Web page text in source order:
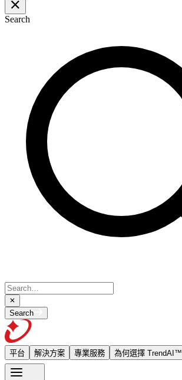
Search
Search
平台 解決方案 專業服務 為何選擇 TrendAI™